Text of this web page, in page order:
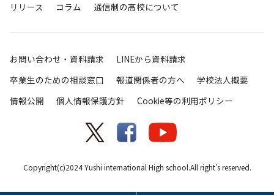
リリース
コラム 通信制の高校について
お問い合わせ・資料請求
LINEから資料請求
卒業生のための相談窓口
報道関係者の方へ
学校法人概要
情報公開
個人情報保護方針 Cookie等の利用ポリシー
Copyright(c)2024 Yushi international High school.All right’s reserved.